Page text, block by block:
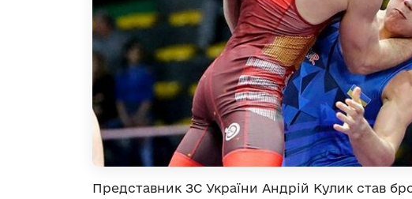
Представник ЗС України Андрій Кулик став